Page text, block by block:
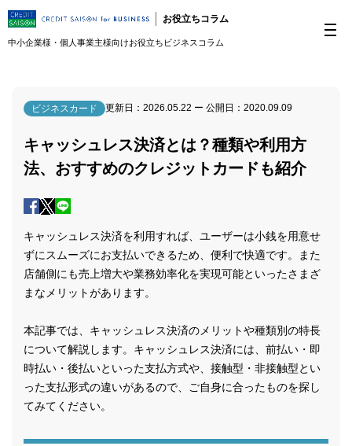
お役立ちコラム
中小企業様・個人事業主様向けお役立ちビジネスコラム
ビジネスカード 更新日： 2026.05.22 ー 公開日： 2020.09.09
キャッシュレス決済とは？種類や利用方
法、おすすめのクレジットカードも紹介
キャッシュレス決済を利用すれば、ユーザーは小銭を用意せ
ずにスムーズにお支払いできるため、便利で快適です。また
店舗側にも売上増大や業務効率化を実現可能といったさまざ
まなメリットがあります。
本記事では、キャッシュレス決済のメリットや種類別の特長
について解説します。キャッシュレス決済には、前払い・即
時払い・後払いといった支払方式や、接触型・非接触型とい
った支払形式の違いがあるので、ご自身に合ったものを探し
てみてください。